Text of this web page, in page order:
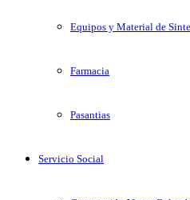
Equipos y Material de
Farmacia
Pasantias
Servicio Social